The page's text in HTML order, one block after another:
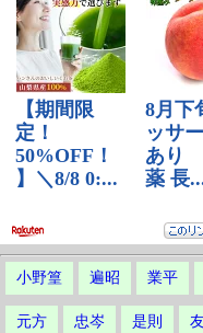
小野篁 遍昭 業平
元方 忠岑 是則